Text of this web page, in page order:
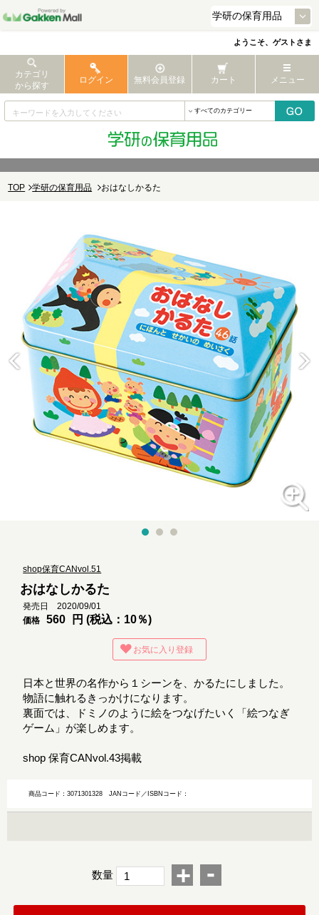
ようこそ、ゲストさま
カテゴリ
から探す
ログイン 無料会員登録 カート メニュー
TOP 学研の保育用品 おはなしかるた
shop保育CANvol.51
おはなしかるた
発売日 2020/09/01
価格
560 円 (税込：10％)
お気に入り登録
日本と世界の名作から１シーンを、かるたにしました。
物語に触れるきっかけになります。
裏面では、ドミノのように絵をつなげたいく「絵つなぎ
ゲーム」が楽しめます。
shop 保育CANvol.43掲載
商品コード：3071301328JANコード／ISBNコード：
数量 + -